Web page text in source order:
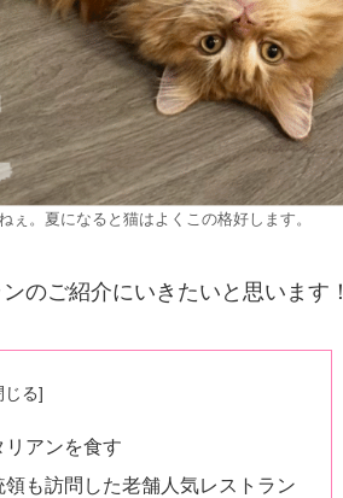
。夏になると猫はよくこの格好します。
のご紹介にいきたいと思います！
アンを食す
も訪問した老舗人気レストラン